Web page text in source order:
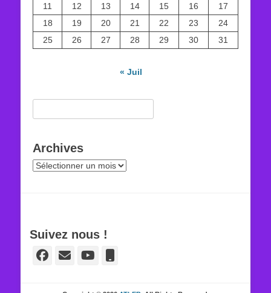
11
12 13 14 15 16
17
18
19 20 21 22 23
24
25
26 27 28 29 30 31
« Juil
Archives
Archives
Suivez nous !
Facebook
E-